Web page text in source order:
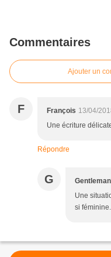
Commentaires
Ajouter un
F François 13/04/
Une écriture
Répondre
G
Une
si